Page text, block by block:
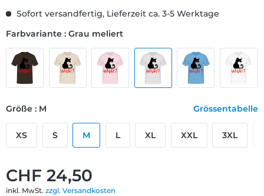
CHF 24,50
inkl. MwSt. zzgl. Versandkosten
Sofort versandfertig, Lieferzeit ca. 3-5 Werktage
Farbvariante : Grau meliert
Größe : M Grössentabelle
XS S M L XL XXL 3XL